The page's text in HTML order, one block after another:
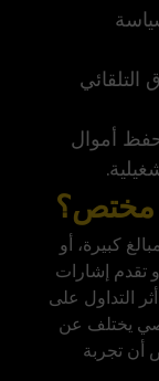
أموال
مختص؟
كبيرة، أو
تقدم إشارات
التداول على
يختلف عن
أن تجربة